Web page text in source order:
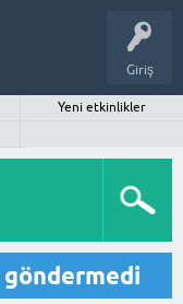
Giriş
Yeni etkinlikler